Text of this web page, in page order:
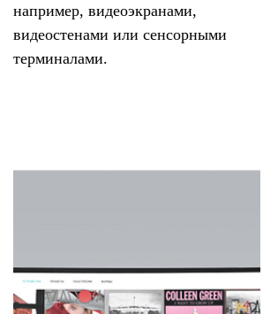
например, видеоэкранами,
видеостенами или сенсорными
терминалами.